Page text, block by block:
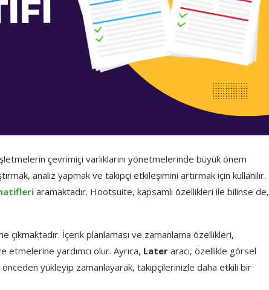
çevrimiçi varlıklarını yönetmelerinde büyük önem
analiz yapmak ve takipçi etkileşimini artırmak için kullanılır.
aramaktadır. Hootsuite, kapsamlı özellikleri ile bilinse de,
çıkmaktadır. İçerik planlaması ve zamanlama özellikleri,
etmelerine yardımcı olur. Ayrıca, Later aracı, özellikle görsel
yükleyip zamanlayarak, takipçilerinizle daha etkili bir